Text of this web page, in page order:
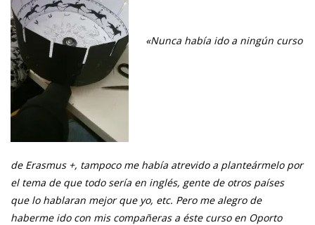
«Nunca había ido a ningún curso
de Erasmus +, tampoco me había atrevido a planteármelo por
el tema de que todo sería en inglés, gente de otros países
que lo hablaran mejor que yo, etc. Pero me alegro de
haberme ido con mis compañeras a éste curso en Oporto